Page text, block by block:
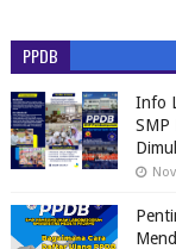
PPDB
Info
SMP